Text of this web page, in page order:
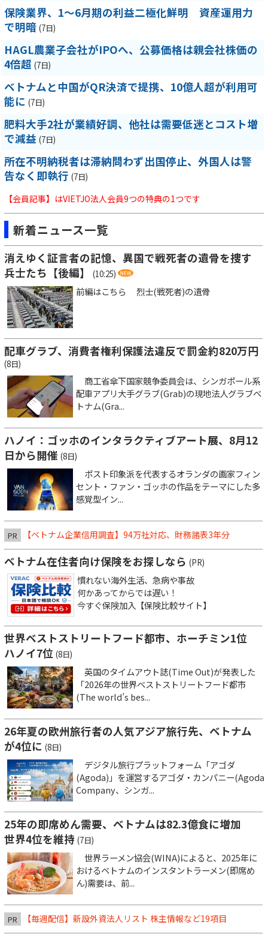
保険業界、1～6月期の利益二極化鮮明 資産運用力
で明暗 (7日)
HAGL農業子会社がIPOへ、公募価格は親会社株価の
4倍超 (7日)
ベトナムと中国がQR決済で提携、10億人超が利用可
能に (7日)
肥料大手2社が業績好調、他社は需要低迷とコスト増
で減益 (7日)
所在不明納税者は滞納問わず出国停止、外国人は警
告なく即執行 (7日)
【会員記事】はVIETJO法人会員9つの特典の1つです
新着ニュース一覧
消えゆく証言者の記憶、異国で戦死者の遺骨を捜す
兵士たち【後編】
(10:25)
前編はこちら 烈士(戦死者)の遺骨
配車グラブ、消費者権利保護法違反で罰金約820万円
(8日)
商工省傘下国家競争委員会は、シンガポール系
配車アプリ大手グラブ(Grab)の現地法人グラブベ
トナム(Gra...
ハノイ：ゴッホのインタラクティブアート展、8月12
日から開催 (8日)
ポスト印象派を代表するオランダの画家フィン
セント・ファン・ゴッホの作品をテーマにした多
感覚型イン...
PR 【ベトナム企業信用調査】94万社対応、財務諸表3年分
ベトナム在住者向け保険をお探しなら (PR)
慣れない海外生活、急病や事故
何かあってからでは遅い！
今すぐ保険加入【保険比較サイト】
世界ベストストリートフード都市、ホーチミン1位
ハノイ7位 (8日)
英国のタイムアウト誌(Time Out)が発表した
「2026年の世界ベストストリートフード都市
(The world’s bes...
26年夏の欧州旅行者の人気アジア旅行先、ベトナム
が4位に (8日)
デジタル旅行プラットフォーム「アゴダ
(Agoda)」を運営するアゴダ・カンパニー(Agoda
Company、シンガ...
25年の即席めん需要、ベトナムは82.3億食に増加
世界4位を維持 (7日)
世界ラーメン協会(WINA)によると、2025年に
おけるベトナムのインスタントラーメン(即席め
ん)需要は、前...
PR 【毎週配信】新設外資法人リスト 株主情報など19項目